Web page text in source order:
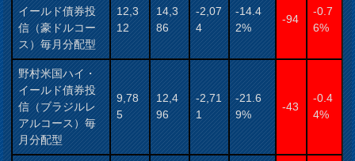
イールド債券投
信（豪ドルコー
ス）毎月分配型
12,3
12
14,3
86
-2,07
4
-14.4
2%
-94
-0.7
6%
野村米国ハイ・
イールド債券投
信（ブラジルレ
アルコース）毎
月分配型
9,78
5
12,4
96
-2,71
1
-21.6
9%
-43
-0.4
4%